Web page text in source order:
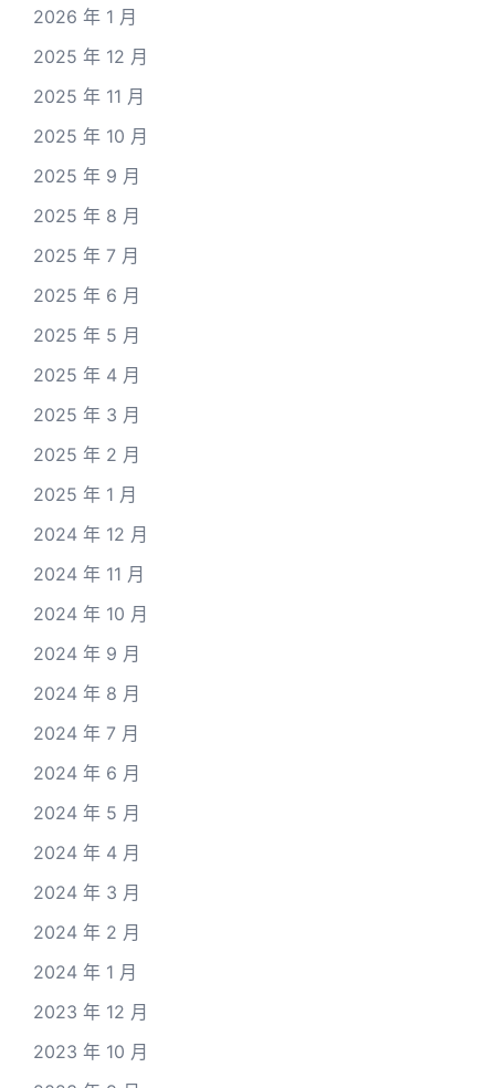
2026 年 1 月
2025 年 12 月
2025 年 11 月
2025 年 10 月
2025 年 9 月
2025 年 8 月
2025 年 7 月
2025 年 6 月
2025 年 5 月
2025 年 4 月
2025 年 3 月
2025 年 2 月
2025 年 1 月
2024 年 12 月
2024 年 11 月
2024 年 10 月
2024 年 9 月
2024 年 8 月
2024 年 7 月
2024 年 6 月
2024 年 5 月
2024 年 4 月
2024 年 3 月
2024 年 2 月
2024 年 1 月
2023 年 12 月
2023 年 10 月